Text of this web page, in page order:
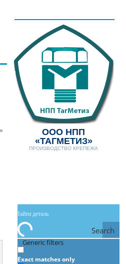
ООО НПП
«ТАГМЕТИЗ»
ПРОИЗВОДСТВО КРЕПЕЖА
Search
Generic filters
Exact matches only